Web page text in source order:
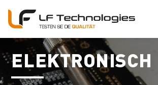
ELEKTRONISCH